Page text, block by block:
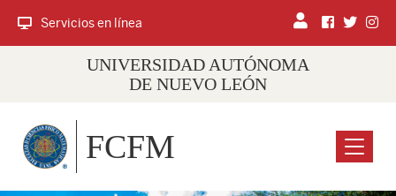
Servicios en línea
UNIVERSIDAD AUTÓNOMA
DE NUEVO LEÓN
Menu
FCFM